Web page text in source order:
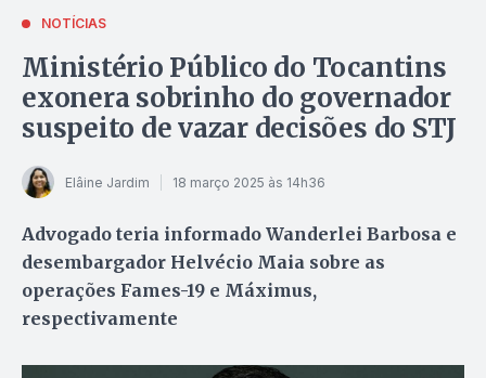
NOTÍCIAS
Ministério Público do Tocantins
exonera sobrinho do governador
suspeito de vazar decisões do STJ
Elâine Jardim 18 março 2025 às 14h36
Advogado teria informado Wanderlei Barbosa e
desembargador Helvécio Maia sobre as
operações Fames-19 e Máximus,
respectivamente